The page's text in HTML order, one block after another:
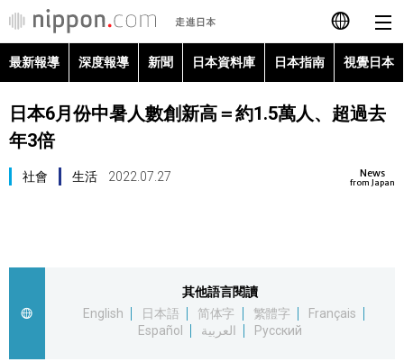
日本語
English
最新報導
最新報導 深度報導 新聞 日本資料庫 日本指南 視覺日本
日本6月份中暑人數創新高＝約1.5萬人、超過去
年3倍
News
from Japan
社會 生活 2022.07.27
其他語言閱讀
English
日本語 简体字 繁體字
Français
Español
العربية Русский